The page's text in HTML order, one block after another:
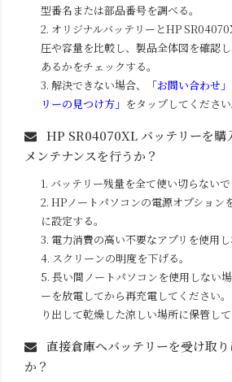
型番名または部品番号を調べる。
2. オリジナルバッテリーとHP
圧や容量を比較し、製品全体図を確認
あるかをチェックする。
3. 解決できない場合、
「お問い合わせ」
リーの見つけ方」 をタップしてください
HP SR04070XLバッテリーを購
メンテナンスを行うか？
1. バッテリー残量を全て使い切らないで
2. HPノートパソコンの電源オプション
に設定する。
3. 電力消費の高い不要なアプリを使用し
4. スクリーンの明度を下げる。
5. 長い間ノートパソコンを使用しない
ーを放電してから再充電してください
り出して乾燥した涼しい場所に保管して
直接倉庫へバッテリーを受け取
か？